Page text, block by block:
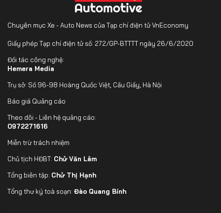
Chuyên mục Xe - Auto News của Tạp chí điện tử VnEconomy
Giấy phép Tạp chí điện tử số: 272/GP-BTTTT ngày 26/6/2020
Đối tác công nghệ:
Hemera Media
Trụ sở: Số 96-98 Hoàng Quốc Việt, Cầu Giấy, Hà Nội
Báo giá Quảng cáo
Theo dõi - Liên hệ quảng cáo:
0972271616
Miễn trừ trách nhiệm
Chủ tịch HĐBT: Chử Văn Lâm
Tổng biên tập: Chử Thị Hạnh
Tổng thư ký toà soạn: Đào Quang Bính